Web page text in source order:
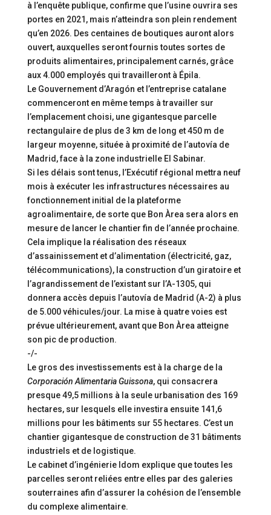
à l’enquête publique, confirme que l’usine ouvrira ses
portes en 2021, mais n’atteindra son plein rendement
qu’en 2026. Des centaines de boutiques auront alors
ouvert, auxquelles seront fournis toutes sortes de
produits alimentaires, principalement carnés, grâce
aux 4.000 employés qui travailleront à Épila.
Le Gouvernement d’Aragón et l’entreprise catalane
commenceront en même temps à travailler sur
l’emplacement choisi, une gigantesque parcelle
rectangulaire de plus de 3 km de long et 450 m de
largeur moyenne, située à proximité de l’autovía de
Madrid, face à la zone industrielle El Sabinar.
Si les délais sont tenus, l’Exécutif régional mettra neuf
mois à exécuter les infrastructures nécessaires au
fonctionnement initial de la plateforme
agroalimentaire, de sorte que Bon Àrea sera alors en
mesure de lancer le chantier fin de l’année prochaine.
Cela implique la réalisation des réseaux
d’assainissement et d’alimentation (électricité, gaz,
télécommunications), la construction d’un giratoire et
l’agrandissement de l’existant sur l’A-1305, qui
donnera accès depuis l’autovía de Madrid (A-2) à plus
de 5.000 véhicules/jour. La mise à quatre voies est
prévue ultérieurement, avant que Bon Àrea atteigne
son pic de production.
-/-
Le gros des investissements est à la charge de la
Corporación Alimentaria Guissona, qui consacrera
presque 49,5 millions à la seule urbanisation des 169
hectares, sur lesquels elle investira ensuite 141,6
millions pour les bâtiments sur 55 hectares. C’est un
chantier gigantesque de construction de 31 bâtiments
industriels et de logistique.
Le cabinet d’ingénierie Idom explique que toutes les
parcelles seront reliées entre elles par des galeries
souterraines afin d’assurer la cohésion de l’ensemble
du complexe alimentaire.